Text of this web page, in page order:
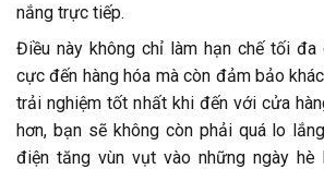
nắng trực tiếp.
Điều này không chỉ làm hạn chế tối đa
cực đến hàng hóa mà còn đảm bảo
trải nghiệm tốt nhất khi đến với cửa
hơn, bạn sẽ không còn phải quá lo
điện tăng vùn vụt vào những ngày hè